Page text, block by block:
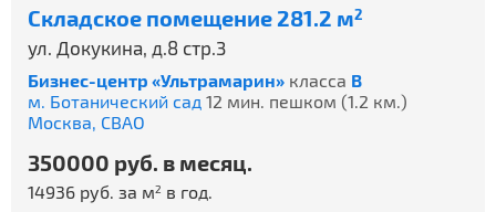
Складское помещение 281.2 м2
ул. Докукина, д.8 стр.3
Бизнес-центр «Ультрамарин» класса B
м. Ботанический сад 12 мин. пешком (1.2 км.)
Москва, СВАО
350000 руб. в месяц.
14936 руб. за м2 в год.